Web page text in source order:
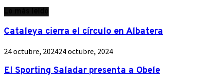
Cataleya cierra el círculo en Albatera
24 octubre, 202424 octubre, 2024
El Sporting Saladar presenta a Obele